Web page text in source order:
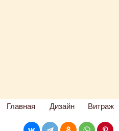
Главная Дизайн Витраж